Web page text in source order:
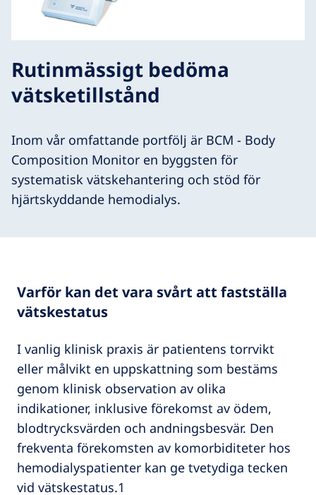
Rutinmässigt bedöma
vätsketillstånd
Inom vår omfattande portfölj är BCM - Body
Composition Monitor en byggsten för
systematisk vätskehantering och stöd för
hjärtskyddande hemodialys.
Varför kan det vara svårt att fastställa
vätskestatus
I vanlig klinisk praxis är patientens torrvikt
eller målvikt en uppskattning som bestäms
genom klinisk observation av olika
indikationer, inklusive förekomst av ödem,
blodtrycksvärden och andningsbesvär. Den
frekventa förekomsten av komorbiditeter hos
hemodialyspatienter kan ge tvetydiga tecken
vid vätskestatus.1